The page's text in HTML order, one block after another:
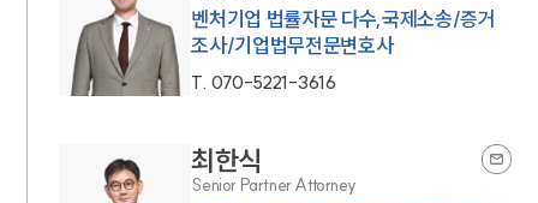
벤처기업 법률자문 다수,국제소송/증거
조사/기업법무전문변호사
T. 070-5221-3616
최한식
Senior Partner Attorney